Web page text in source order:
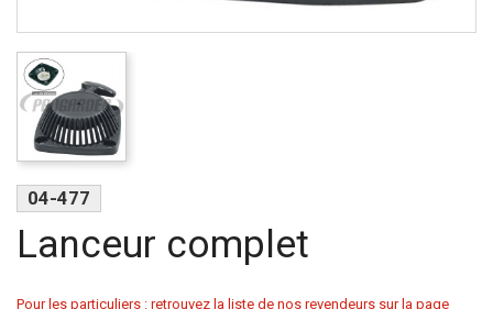
04-477
Lanceur complet
Pour les particuliers : retrouvez la liste de nos revendeurs sur la page